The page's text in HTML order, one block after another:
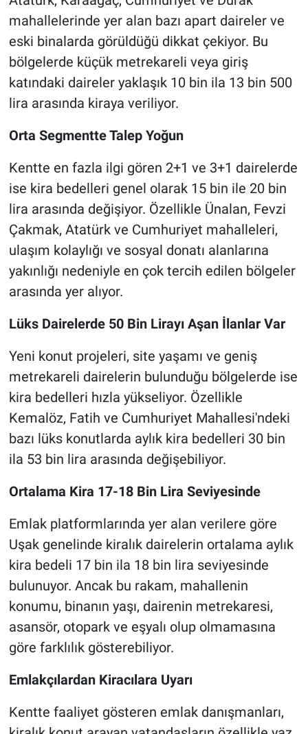
mahallelerinde yer alan bazı apart daireler ve
eski binalarda görüldüğü dikkat çekiyor. Bu
bölgelerde küçük metrekareli veya giriş
katındaki daireler yaklaşık 10 bin ila 13 bin 500
lira arasında kiraya veriliyor.
Orta Segmentte Talep Yoğun
Kentte en fazla ilgi gören 2+1 ve 3+1 dairelerde
ise kira bedelleri genel olarak 15 bin ile 20 bin
lira arasında değişiyor. Özellikle Ünalan, Fevzi
Çakmak, Atatürk ve Cumhuriyet mahalleleri,
ulaşım kolaylığı ve sosyal donatı alanlarına
yakınlığı nedeniyle en çok tercih edilen bölgeler
arasında yer alıyor.
Lüks Dairelerde 50 Bin Lirayı Aşan İlanlar Var
Yeni konut projeleri, site yaşamı ve geniş
metrekareli dairelerin bulunduğu bölgelerde ise
kira bedelleri hızla yükseliyor. Özellikle
Kemalöz, Fatih ve Cumhuriyet Mahallesi'ndeki
bazı lüks konutlarda aylık kira bedelleri 30 bin
ila 53 bin lira arasında değişebiliyor.
Ortalama Kira 17-18 Bin Lira Seviyesinde
Emlak platformlarında yer alan verilere göre
Uşak genelinde kiralık dairelerin ortalama aylık
kira bedeli 17 bin ila 18 bin lira seviyesinde
bulunuyor. Ancak bu rakam, mahallenin
konumu, binanın yaşı, dairenin metrekaresi,
asansör, otopark ve eşyalı olup olmamasına
göre farklılık gösterebiliyor.
Emlakçılardan Kiracılara Uyarı
Kentte faaliyet gösteren emlak danışmanları,